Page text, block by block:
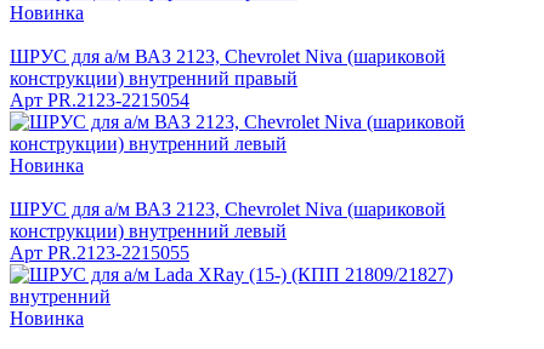
Новинка
ШРУС для а/м ВАЗ 2123, Chevrolet Niva (шариковой
конструкции) внутренний правый
Арт PR.2123-2215054
Новинка
ШРУС для а/м ВАЗ 2123, Chevrolet Niva (шариковой
конструкции) внутренний левый
Арт PR.2123-2215055
Новинка